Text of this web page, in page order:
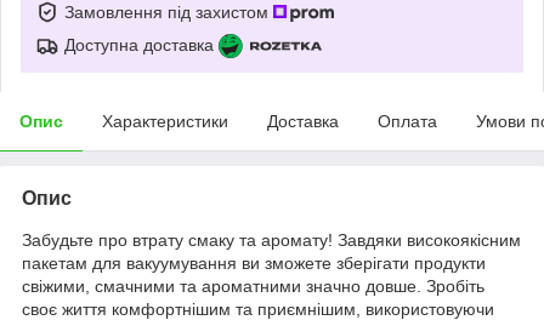
Замовлення під захистом
Доступна доставка
Опис Характеристики Доставка Оплата Умови
Опис
Забудьте про втрату смаку та аромату! Завдяки високоякісним
пакетам для вакуумування ви зможете зберігати продукти
свіжими, смачними та ароматними значно довше. Зробіть
своє життя комфортнішим та приємнішим, використовуючи